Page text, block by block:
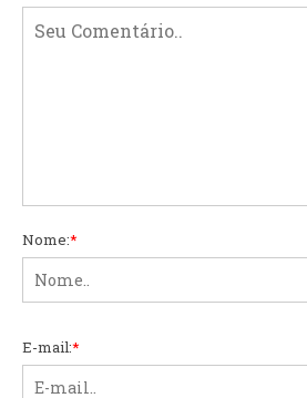
Nome:*
E-mail:*